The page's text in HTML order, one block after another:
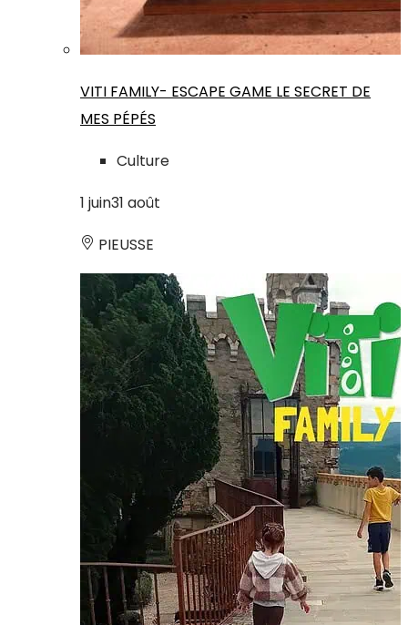
VITI FAMILY- ESCAPE GAME LE SECRET DE
MES PÉPÉS
Culture
1 juin31 août
PIEUSSE